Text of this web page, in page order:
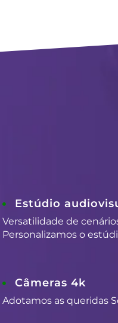
Estúdio
Versatilidade de
Personalizamos o
Câmeras 4k
Adotamos as queridas